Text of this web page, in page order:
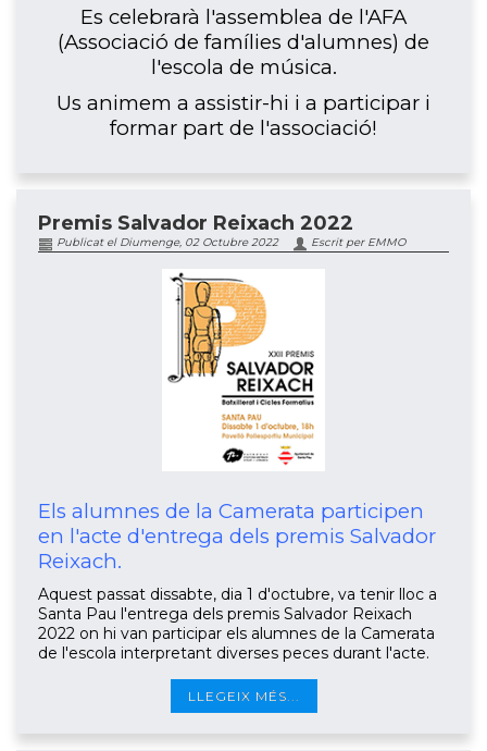
Es celebrarà l'assemblea de l'AFA
(Associació de famílies d'alumnes) de
l'escola de música.
Us animem a assistir-hi i a participar i
formar part de l'associació!
Premis Salvador Reixach 2022
Publicat el Diumenge, 02 Octubre 2022 Escrit per EMMO
Els alumnes de la Camerata participen
en l'acte d'entrega dels premis Salvador
Reixach.
Aquest passat dissabte, dia 1 d'octubre, va tenir lloc a
Santa Pau l'entrega dels premis Salvador Reixach
2022 on hi van participar els alumnes de la Camerata
de l'escola interpretant diverses peces durant l'acte.
LLEGEIX MÉS...